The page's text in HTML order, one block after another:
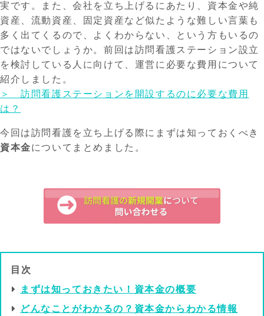
実です。また、会社を立ち上げるにあたり、資本金や純
資産、流動資産、固定資産など似たような難しい言葉も
多く出てくるので、よくわからない、という方もいるの
ではないでしょうか。前回は訪問看護ステーション設立
を検討している人に向けて、運営に必要な費用について
紹介しました。
＞ 訪問看護ステーションを開設するのに必要な費用
は？
今回は訪問看護を立ち上げる際にまずは知っておくべき
資本金についてまとめました。
目次
まずは知っておきたい！資本金の概要
どんなことがわかるの？資本金からわかる情報